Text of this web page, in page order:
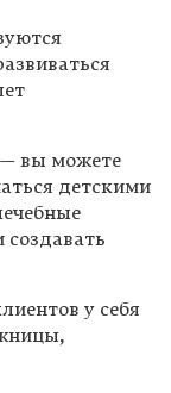
вы можете
детскими
у себя